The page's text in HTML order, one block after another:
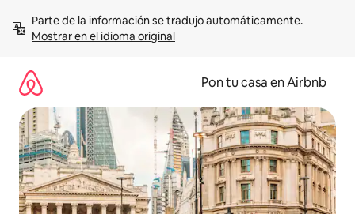
contenidoMostrar en el idioma original
Pon tu casa en Airbnb